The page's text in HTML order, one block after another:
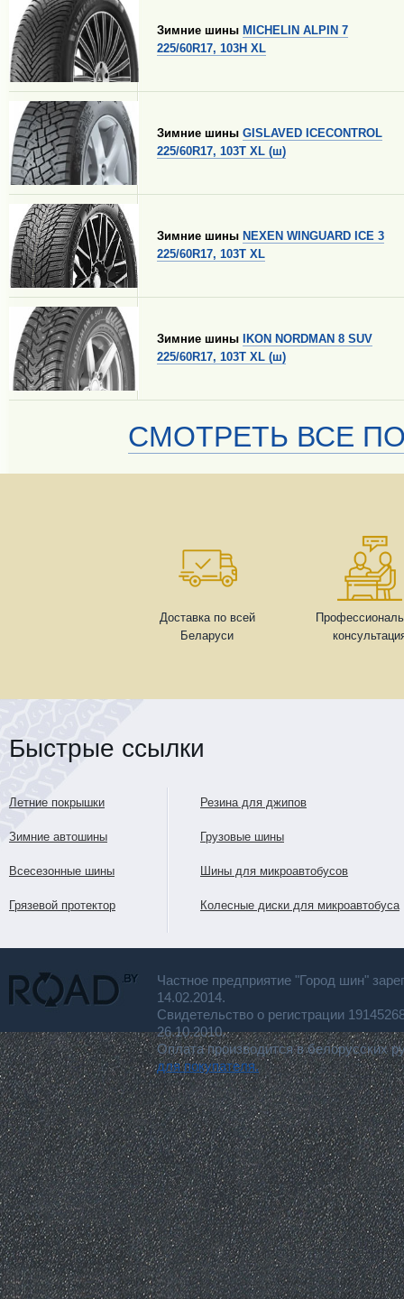
Зимние шины MICHELIN ALPIN 7
225/60R17, 103H XL
Зимние шины GISLAVED ICECONTROL
225/60R17, 103T XL (ш)
Зимние шины NEXEN WINGUARD ICE 3
225/60R17, 103T XL
Зимние шины
IKON NORDMAN 8 SUV
225/60R17, 103T XL (ш)
СМОТРЕТЬ ВСЕ
Доставка по всей
Беларуси
Быстрые ссылки
Летние покрышки
Зимние автошины
Всесезонные шины
Грязевой протектор
Резина для джипов
Грузовые шины
Шины для микроавтобусов
Колесные диски для микроавтобуса
Частное предприятие "Город шин"
14.02.2014.
Свидетельство о регистрации
26.10.2010.
Оплата производится в белорусских
для покупателя.